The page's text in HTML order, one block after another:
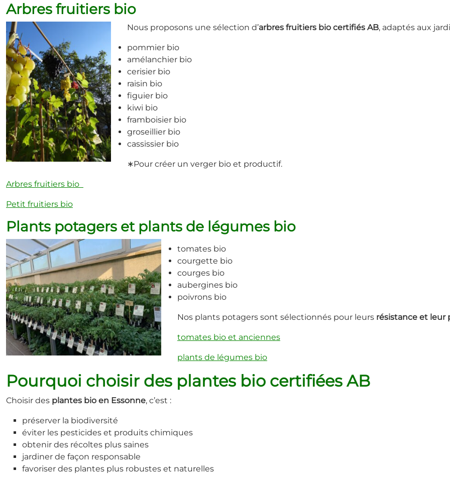
Arbres fruitiers bio
Nous proposons une sélection d’arbres fruitiers bio certifiés AB, adaptés aux
pommier bio
amélanchier bio
cerisier bio
raisin bio
figuier bio
kiwi bio
framboisier bio
groseillier bio
cassissier bio
∗Pour créer un verger bio et productif.
Arbres fruitiers bio
Petit fruitiers bio
Plants potagers et plants de légumes bio
tomates bio
courgette bio
courges bio
aubergines bio
poivrons bio
Nos plants potagers sont sélectionnés pour leurs résistance et leur
tomates bio et anciennes
plants de légumes bio
Pourquoi choisir des plantes bio certifiées AB
Choisir des plantes bio en Essonne, c’est :
préserver la biodiversité
éviter les pesticides et produits chimiques
obtenir des récoltes plus saines
jardiner de façon responsable
favoriser des plantes plus robustes et naturelles